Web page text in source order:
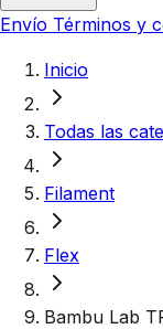
Envío Términos y
Inicio
Todas las
Filament
Flex
Bambu Lab